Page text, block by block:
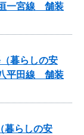
一宮線 舗装
暮らしの安
平田線 舗装
暮らしの安